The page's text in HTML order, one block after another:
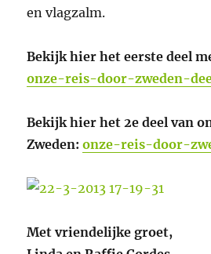
en vlagzalm.
Bekijk hier het eerste deel
onze-reis-door-zweden-
Bekijk hier het 2e deel van
Zweden:onze-reis-door-
Met vriendelijke groet,